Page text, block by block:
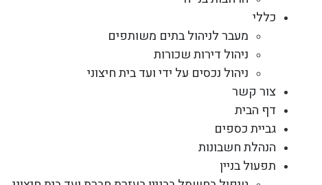
כללי
מעבר לניהול בתים משותפים
ניהול דירות שכורות
ניהול נכסים על ידי ועד בית חיצוני
צור קשר
דף הבית
גביית כספים
הנהלת חשבונות
תפעול בניין